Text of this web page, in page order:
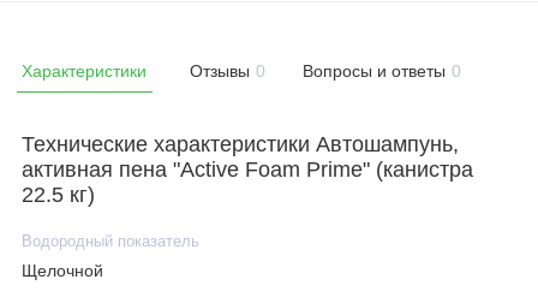
Характеристики Отзывы 0 Вопросы и ответы 0
Технические характеристики Автошампунь,
активная пена "Active Foam Prime" (канистра
22.5 кг)
Водородный показатель
Щелочной